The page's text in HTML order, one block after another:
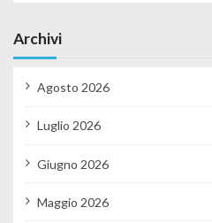
Archivi
Agosto 2026
Luglio 2026
Giugno 2026
Maggio 2026